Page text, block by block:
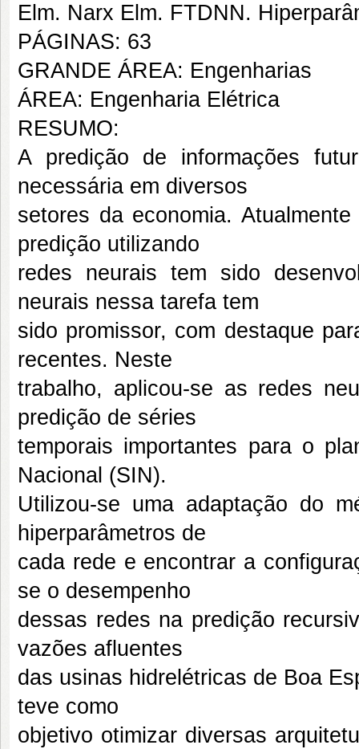
Elm. Narx Elm. FTDNN.
PÁGINAS: 63
GRANDE ÁREA: Engenharias
ÁREA: Engenharia Elétrica
RESUMO:
A predição de informações
necessária em diversos
setores da economia.
predição utilizando
redes neurais tem sido
neurais nessa tarefa tem
sido promissor, com destaque
recentes. Neste
trabalho, aplicou-se as redes
predição de séries
temporais importantes para o
Nacional (SIN).
Utilizou-se uma adaptação do
hiperparâmetros de
cada rede e encontrar a
se o desempenho
dessas redes na predição
vazões afluentes
das usinas hidrelétricas de Boa
teve como
objetivo otimizar diversas